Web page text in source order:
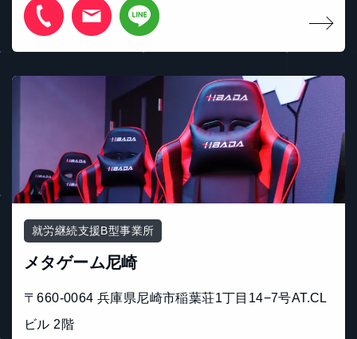
就労継続支援B型事業所
メタゲーム尼崎
〒660-0064 兵庫県尼崎市稲葉荘1丁目14−7号AT.CL
ビル 2階